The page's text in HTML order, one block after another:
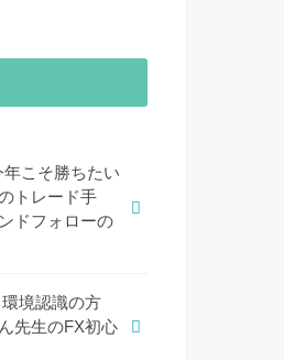
年こそ勝ちたい
トレード手
ドフォローの
境認識の方
先生のFX初心